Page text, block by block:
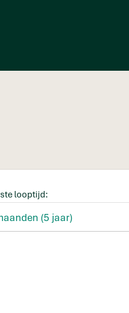
looptijd: